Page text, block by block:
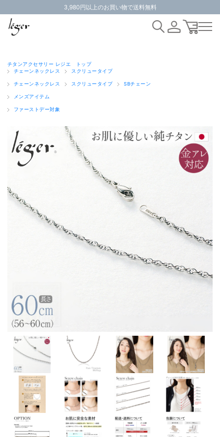
3,980円以上のお買い物で送料無料
チタンアクセサリー レジエ トップ
チェーンネックレス
スクリュータイプ
チェーンネックレス スクリュータイプ SBチェーン
メンズアイテム
ファーストデー対象